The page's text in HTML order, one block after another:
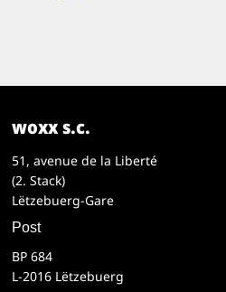
woxx s.c.
51, avenue de la Liberté
(2. Stack)
Lëtzebuerg-Gare
Post
BP 684
L-2016 Lëtzebuerg